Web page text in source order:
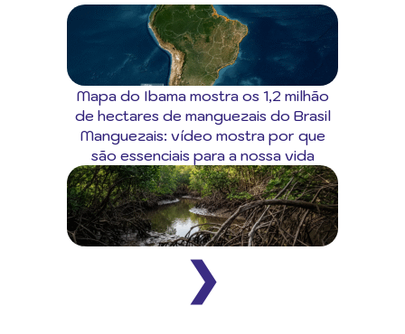
Mapa do Ibama mostra os 1,2 milhão
de hectares de manguezais do Brasil
Manguezais: vídeo mostra por que
são essenciais para a nossa vida
❯